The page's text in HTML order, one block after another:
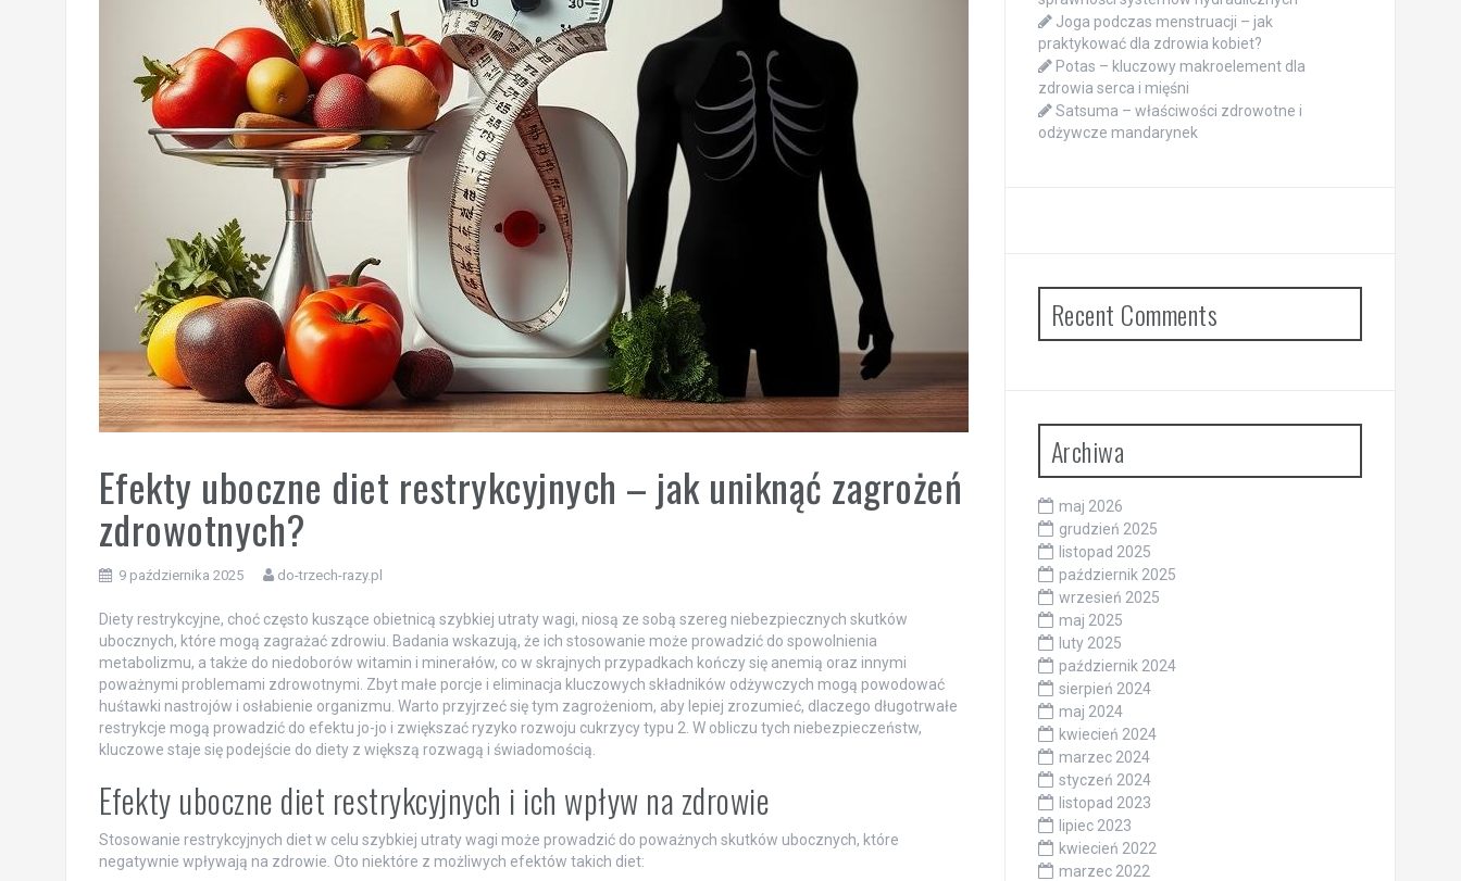
Efekty uboczne diet restrykcyjnych – jak uniknąć zagrożeń
zdrowotnych?
9 października 2025 do-trzech-razy.pl
Diety restrykcyjne, choć często kuszące obietnicą szybkiej utraty wagi, niosą ze sobą szereg niebezpiecznych skutków
ubocznych, które mogą zagrażać zdrowiu. Badania wskazują, że ich stosowanie może prowadzić do spowolnienia
metabolizmu, a także do niedoborów witamin i minerałów, co w skrajnych przypadkach kończy się anemią oraz innymi
poważnymi problemami zdrowotnymi. Zbyt małe porcje i eliminacja kluczowych składników odżywczych mogą powodować
huśtawki nastrojów i osłabienie organizmu. Warto przyjrzeć się tym zagrożeniom, aby lepiej zrozumieć, dlaczego długotrwałe
restrykcje mogą prowadzić do efektu jo-jo i zwiększać ryzyko rozwoju cukrzycy typu 2. W obliczu tych niebezpieczeństw,
kluczowe staje się podejście do diety z większą rozwagą i świadomością.
Efekty uboczne diet restrykcyjnych i ich wpływ na zdrowie
Stosowanie restrykcyjnych diet w celu szybkiej utraty wagi może prowadzić do poważnych skutków ubocznych, które
negatywnie wpływają na zdrowie. Oto niektóre z możliwych efektów takich diet:
Joga podczas menstruacji – jak
praktykować dla zdrowia kobiet?
Potas – kluczowy makroelement dla
zdrowia serca i mięśni
Satsuma – właściwości zdrowotne i
odżywcze mandarynek
Recent Comments
Archiwa
maj 2026
grudzień 2025
listopad 2025
październik 2025
wrzesień 2025
maj 2025
luty 2025
październik 2024
sierpień 2024
maj 2024
kwiecień 2024
marzec 2024
styczeń 2024
listopad 2023
lipiec 2023
kwiecień 2022
marzec 2022